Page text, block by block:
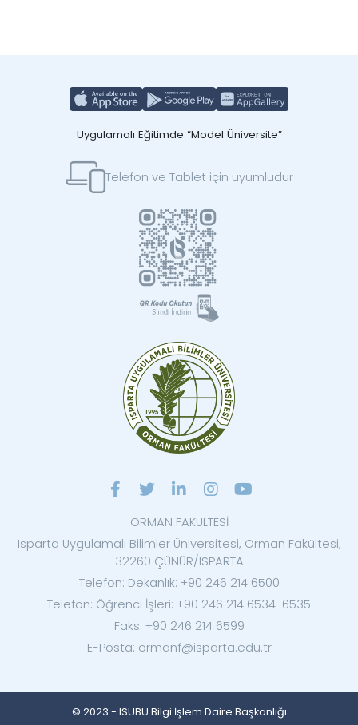
Uygulamalı Eğitimde “Model Üniversite”
Telefon ve Tablet için uyumludur
ORMAN FAKÜLTESİ
Isparta Uygulamalı Bilimler Üniversitesi, Orman Fakültesi,
32260 ÇÜNÜR/ISPARTA
Telefon: Dekanlık: +90 246 214 6500
Telefon: Öğrenci İşleri: +90 246 214 6534-6535
Faks: +90 246 214 6599
E-Posta: ormanf@isparta.edu.tr
© 2023 - ISUBÜ Bilgi İşlem Daire Başkanlığı